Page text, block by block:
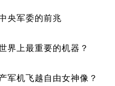
央军委的前兆
界上最重要的机器？
军机飞越自由女神像？